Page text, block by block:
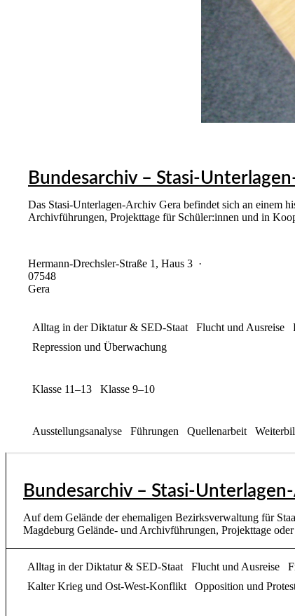
Bundesarchiv – Stasi-
Das Stasi-Unterlagen-Archiv Gera befindet sich an einem
Archivführungen, Projekttage für Schüler:innen und in
Hermann-Drechsler-Straße 1, Haus 3 ·
07548
Gera
Alltag in der Diktatur & SED-Staat Flucht und Ausreise
Repression und Überwachung
Klasse 11–13 Klasse 9–10
Ausstellungsanalyse Führungen Quellenarbeit
Bundesarchiv – Stasi-
Auf dem Gelände der ehemaligen Bezirksverwaltung für
Magdeburg Gelände- und Archivführungen, Projekttage
Alltag in der Diktatur & SED-Staat Flucht und Ausreise
Kalter Krieg und Ost-West-Konflikt
Opposition und